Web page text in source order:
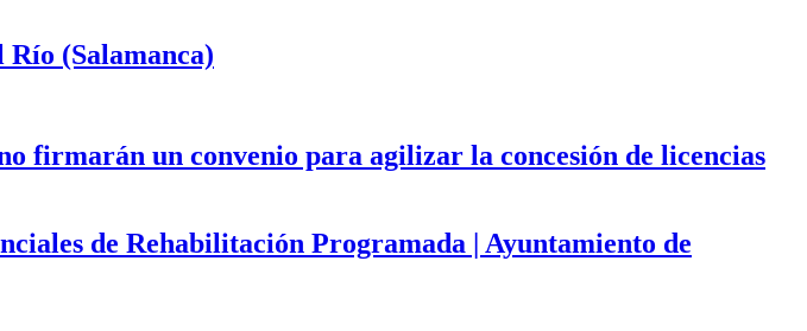
(Salamanca)
firmarán un convenio para agilizar la concesión de licencias
de Rehabilitación Programada | Ayuntamiento de